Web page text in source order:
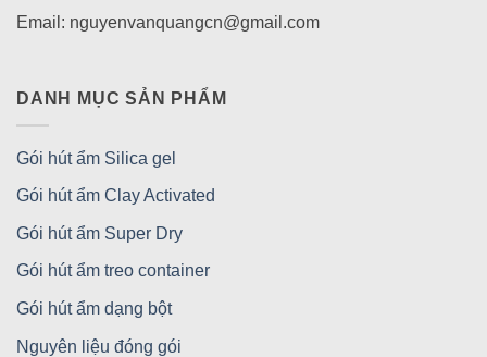
Email: nguyenvanquangcn@gmail.com
DANH MỤC SẢN PHẨM
Gói hút ẩm Silica gel
Gói hút ẩm Clay Activated
Gói hút ẩm Super Dry
Gói hút ẩm treo container
Gói hút ẩm dạng bột
Nguyên liệu đóng gói